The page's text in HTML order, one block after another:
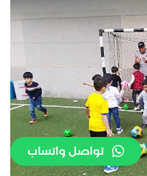
تواصل واتساب